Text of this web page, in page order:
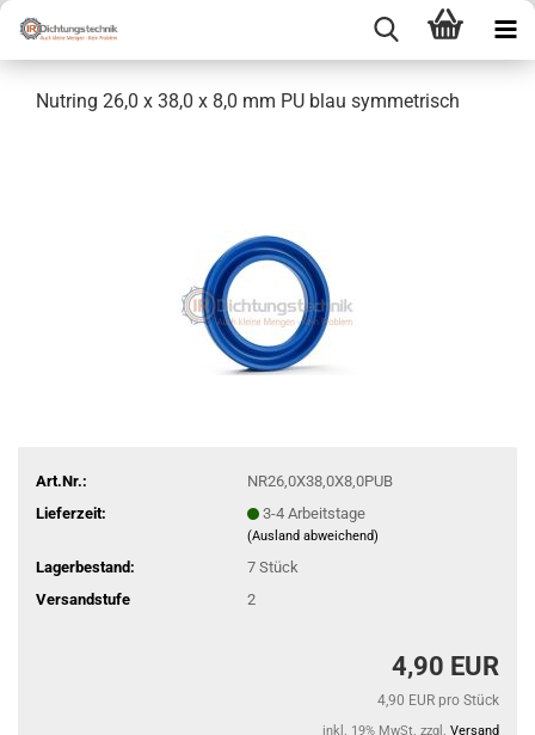
Nutring 26,0 x 38,0 x 8,0 mm PU blau symmetrisch
Art.Nr.:
NR26,0X38,0X8,0PUB
Lieferzeit:
3-4 Arbeitstage
(Ausland abweichend)
Lagerbestand: 7 Stück
Versandstufe
2
4,90 EUR
4,90 EUR pro Stück
inkl. 19% MwSt. zzgl. Versand